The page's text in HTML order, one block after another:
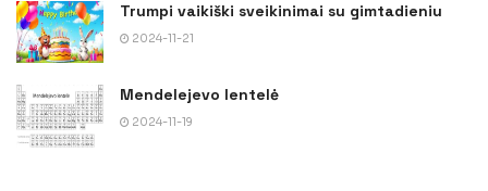
Trumpi vaikiški sveikinimai su gimtadieniu
2024-11-21
Mendelejevo lentelė
2024-11-19